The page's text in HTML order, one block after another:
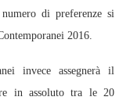
di preferenze si
2016.
invece assegnerà il
in assoluto tra le 20